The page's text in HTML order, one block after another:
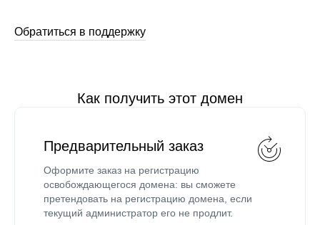
Обратиться в поддержку
Как получить этот домен
Предварительный заказ
Оформите заказ на регистрацию
освобождающегося домена: вы сможете
претендовать на регистрацию домена, если
текущий администратор его не продлит.